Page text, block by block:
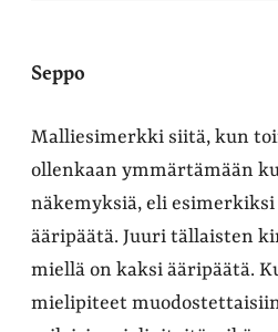
Seppo
Malliesimerkki siitä, kun
ollenkaan ymmärtämään
näkemyksiä, eli
ääripäätä. Juuri tällaisten
miellä on kaksi ääripäätä.
mielipiteet